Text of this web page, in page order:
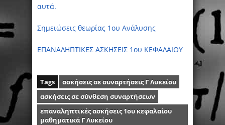
αυτά.
Σημειώσεις θεωρίας 1ου Ανάλυσης
ΕΠΑΝΑΛΗΠΤΙΚΕΣ ΑΣΚΗΣΕΙΣ 1ου ΚΕΦΑΛΑΙΟΥ
Tags
ασκήσεις σε συναρτήσεις Γ Λυκείου
ασκήσεις σε σύνθεση συναρτήσεων
επαναληπτικές ασκήσεις 1ου κεφαλαίου
μαθηματικά Γ Λυκείου